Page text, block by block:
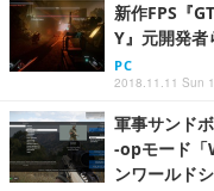
新作FPS『
Y』元開発
PC
2018.11.11 Sun
軍事サンド
-opモード
ンワールド